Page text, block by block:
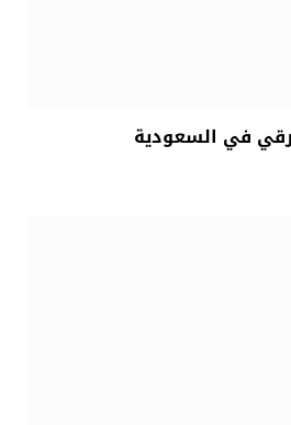
في السعودية